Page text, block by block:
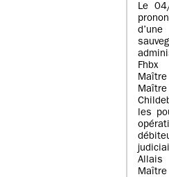
Le
les